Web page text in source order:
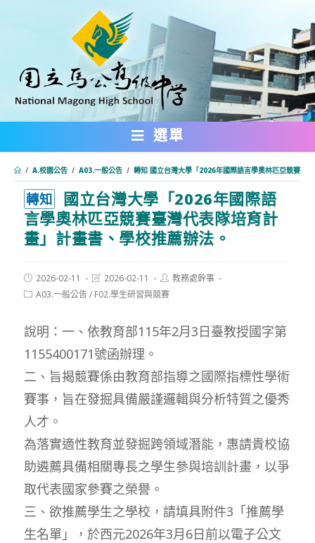
內
選單
/ A.校園公告 / A03.一般公告 / 轉知 國立台灣大學「2026年國際語言學奧林匹亞競賽臺
轉知
國立台灣大學「2026年國際語
言學奧林匹亞競賽臺灣代表隊培育計
畫」計畫書、學校推薦辦法。
Post
published:
2026-02-11
Post
modified:
2026-02-11
Post
author:
教務處幹事
PostA03.一般公告/ F02.學生研習與競賽
說明：一、依教育部115年2月3日臺教授國字第
1155400171號函辦理。
二、旨揭競賽係由教育部指導之國際指標性學術
賽事，旨在發掘具備嚴謹邏輯與分析特質之優秀
人才。
為落實適性教育並發掘跨領域潛能，惠請貴校協
助遴薦具備相關專長之學生參與培訓計畫，以爭
取代表國家參賽之榮譽。
三、欲推薦學生之學校，請填具附件3「推薦學
生名單」，於西元2026年3月6日前以電子公文